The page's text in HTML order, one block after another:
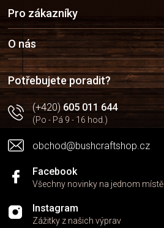
a
t
í
Pro zákazníky
O nás
Potřebujete poradit?
(+420)605 011 644
(Po - Pá 9 - 16 hod.)
obchod@bushcraftshop.cz
Facebook
Všechny novinky na jednom místě
Instagram
Zážitky z našich výprav